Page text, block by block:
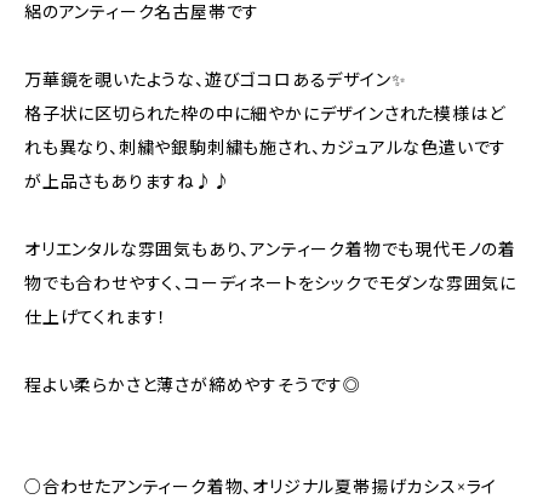
絽のアンティーク名古屋帯です
万華鏡を覗いたような、遊びゴコロあるデザイン✨️
格子状に区切られた枠の中に細やかにデザインされた模様はど
れも異なり、刺繍や銀駒刺繍も施され、カジュアルな色遣いです
が上品さもありますね♪♪
オリエンタルな雰囲気もあり、アンティーク着物でも現代モノの着
物でも合わせやすく、コーディネートをシックでモダンな雰囲気に
仕上げてくれます！
程よい柔らかさと薄さが締めやすそうです◎
○合わせたアンティーク着物、オリジナル夏帯揚げカシス×ライ